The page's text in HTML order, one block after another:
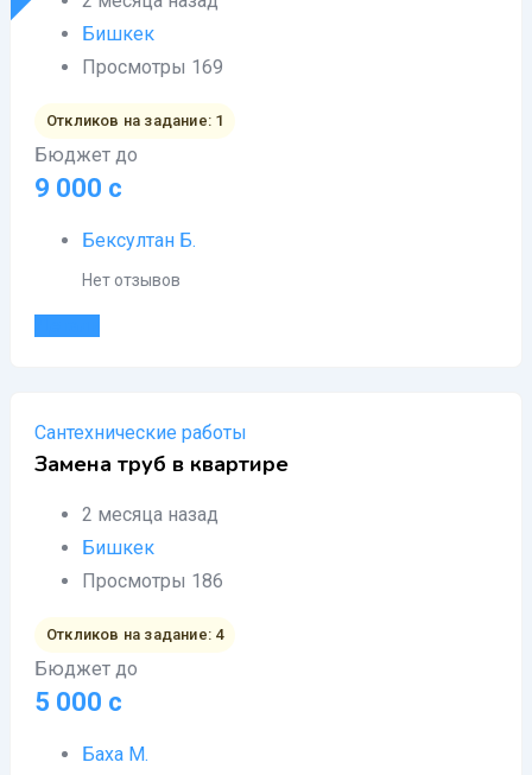
Бишкек
Просмотры 169
Откликов на задание: 1
Бюджет до
9 000 с
Бексултан Б.
Нет отзывов
Сантехнические работы
Замена труб в квартире
2 месяца назад
Бишкек
Просмотры 186
Откликов на задание: 4
Бюджет до
5 000 с
Баха М.